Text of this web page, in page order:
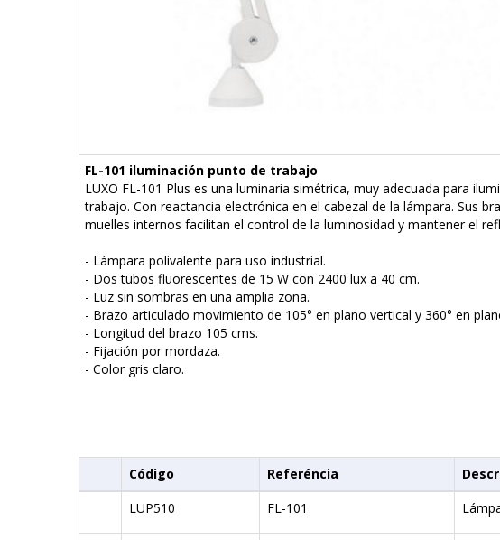
FL-101 iluminación punto de trabajo
LUXO FL-101 Plus es una luminaria simétrica, muy adecuada para
trabajo. Con reactancia electrónica en el cabezal de la lámpara. Sus
muelles internos facilitan el control de la luminosidad y mantener el
- Lámpara polivalente para uso industrial.
- Dos tubos fluorescentes de 15 W con 2400 lux a 40 cm.
- Luz sin sombras en una amplia zona.
- Brazo articulado movimiento de 105° en plano vertical y 360° en
- Longitud del brazo 105 cms.
- Fijación por mordaza.
- Color gris claro.
Código Referéncia
LUP510
FL-101